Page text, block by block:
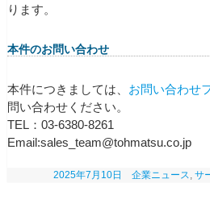
ります。
本件のお問い合わせ
本件につきましては、 お問い合わせ
問い合わせください。
TEL：03-6380-8261
Email:sales_team@tohmatsu.co.jp
2025年7月10日 企業ニュース,サ